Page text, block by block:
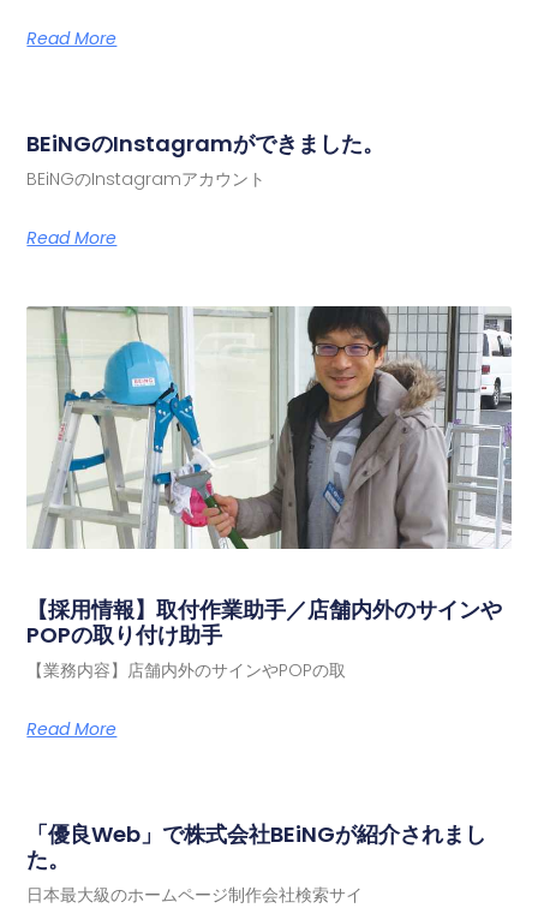
Read More
BEiNGのInstagramができました。
BEiNGのInstagramアカウント
Read More
【採用情報】取付作業助手／店舗内外のサインや
POPの取り付け助手
【業務内容】店舗内外のサインやPOPの取
Read More
「優良Web」で株式会社BEiNGが紹介されまし
た。
日本最大級のホームページ制作会社検索サイ